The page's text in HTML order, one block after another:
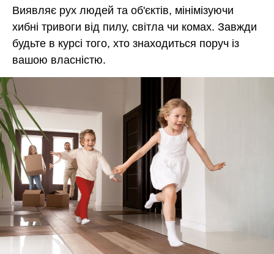
Виявляє рух людей та об'єктів, мінімізуючи
хибні тривоги від пилу, світла чи комах. Завжди
будьте в курсі того, хто знаходиться поруч із
вашою власністю.